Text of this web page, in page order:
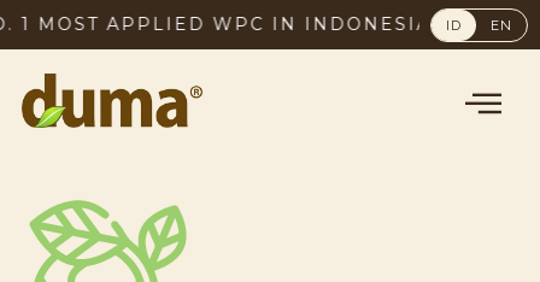
1 MOST APPLIED WPC IN INDONESIA, SINCE
ID EN